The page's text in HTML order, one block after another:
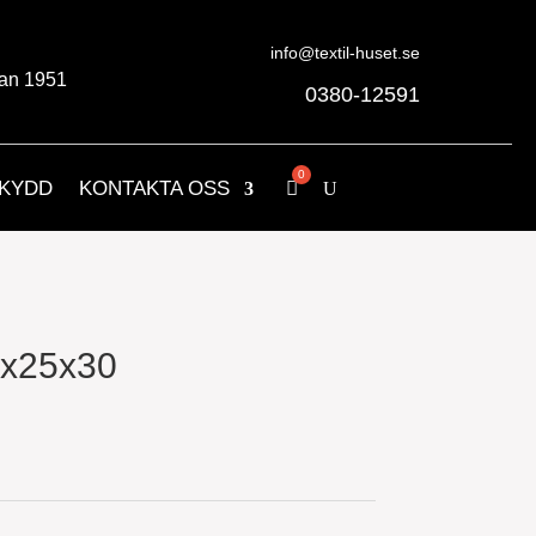
1951
info@textil-huset.se
0380-12591
KONTAKTA OSS